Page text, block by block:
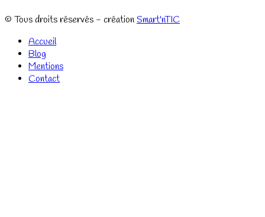
© Tous droits réservés - création Smart'nTIC
Accueil
Blog
Mentions
Contact